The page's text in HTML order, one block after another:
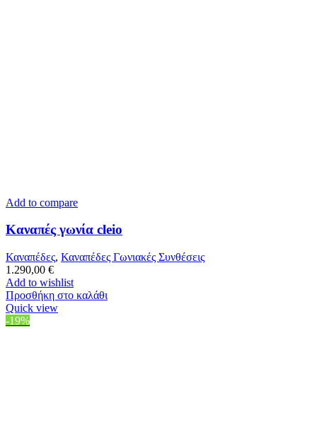
Add to compare
Καναπές γωνία cleio
Καναπέδες, Καναπέδες Γωνιακές Συνθέσεις
1.290,00 €
Add to wishlist
Προσθήκη στο καλάθι
Quick view
-19%